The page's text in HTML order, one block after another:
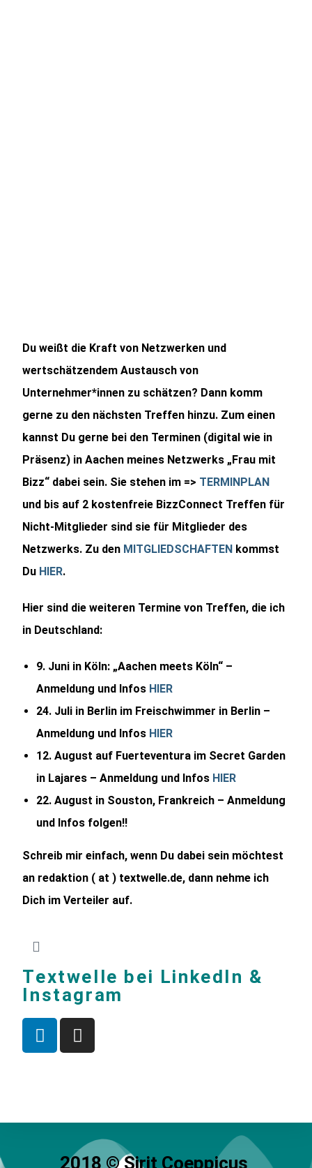
Du weißt die Kraft von Netzwerken und
wertschätzendem Austausch von
Unternehmer*innen zu schätzen? Dann komm
gerne zu den nächsten Treffen hinzu. Zum einen
kannst Du gerne bei den Terminen (digital wie in
Präsenz) in Aachen meines Netzwerks „Frau mit
Bizz“ dabei sein. Sie stehen im => TERMINPLAN
und bis auf 2 kostenfreie BizzConnect Treffen für
Nicht-Mitglieder sind sie für Mitglieder des
Netzwerks. Zu den MITGLIEDSCHAFTEN kommst
Du HIER.
Hier sind die weiteren Termine von Treffen, die ich
in Deutschland:
9. Juni in Köln: „Aachen meets Köln“ –
Anmeldung und Infos HIER
24. Juli in Berlin im Freischwimmer in Berlin –
Anmeldung und Infos HIER
12. August auf Fuerteventura im Secret Garden
in Lajares – Anmeldung und Infos HIER
22. August in Souston, Frankreich – Anmeldung
und Infos folgen!!
Schreib mir einfach, wenn Du dabei sein möchtest
an redaktion ( at ) textwelle.de, dann nehme ich
Dich im Verteiler auf.
Textwelle bei LinkedIn &
Instagram
2018 © Sirit Coeppicus